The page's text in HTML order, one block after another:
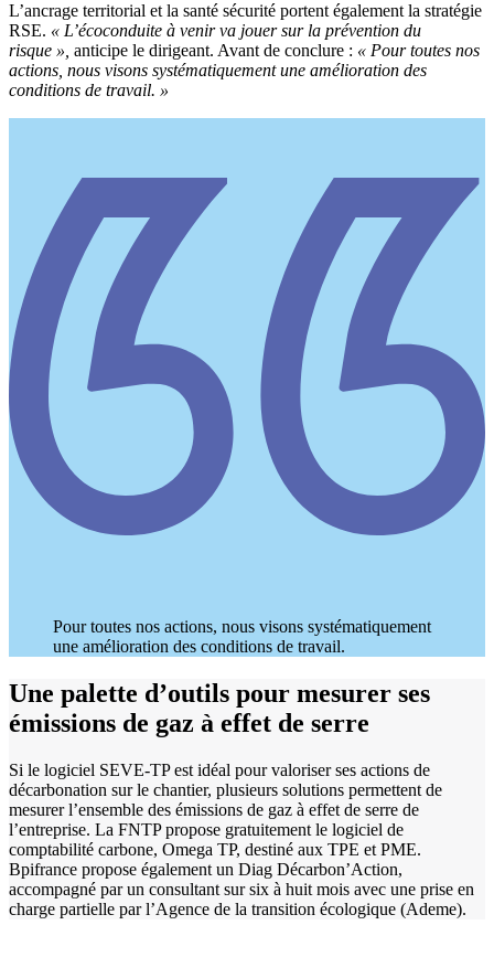
L’ancrage territorial et la santé sécurité portent également la stratégie
RSE. « L’écoconduite à venir va jouer sur la prévention du
risque », anticipe le dirigeant. Avant de conclure : « Pour toutes nos
actions, nous visons systématiquement une amélioration des
conditions de travail. »
Pour toutes nos actions, nous visons systématiquement
une amélioration des conditions de travail.
Une palette d’outils pour mesurer ses
émissions de gaz à effet de serre
Si le logiciel SEVE-TP est idéal pour valoriser ses actions de
décarbonation sur le chantier, plusieurs solutions permettent de
mesurer l’ensemble des émissions de gaz à effet de serre de
l’entreprise. La FNTP propose gratuitement le logiciel de
comptabilité carbone, Omega TP, destiné aux TPE et PME.
Bpifrance propose également un Diag Décarbon’Action,
accompagné par un consultant sur six à huit mois avec une prise en
charge partielle par l’Agence de la transition écologique (Ademe).